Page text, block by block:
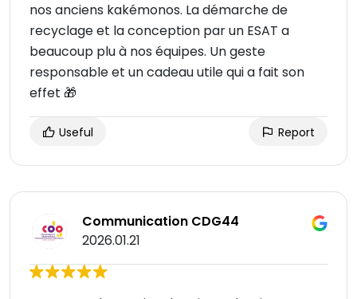
nos anciens kakémonos. La démarche de
recyclage et la conception par un ESAT a
beaucoup plu à nos équipes. Un geste
responsable et un cadeau utile qui a fait son
effet 🎁
Useful Report
Communication CDG44
2026.01.21